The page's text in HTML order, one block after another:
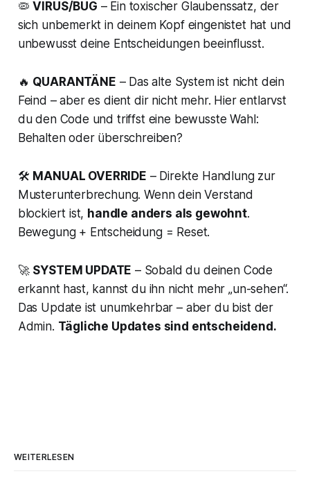
🦠VIRUS/BUG – Ein toxischer Glaubenssatz, der
sich unbemerkt in deinem Kopf eingenistet hat und
unbewusst deine Entscheidungen beeinflusst.
🔥 QUARANTÄNE – Das alte System ist nicht dein
Feind – aber es dient dir nicht mehr. Hier entlarvst
du den Code und triffst eine bewusste Wahl:
Behalten oder überschreiben?
🛠 MANUAL OVERRIDE – Direkte Handlung zur
Musterunterbrechung. Wenn dein Verstand
blockiert ist, handle anders als gewohnt.
Bewegung + Entscheidung = Reset.
🚀 SYSTEM UPDATE – Sobald du deinen Code
erkannt hast, kannst du ihn nicht mehr „un-sehen“.
Das Update ist unumkehrbar – aber du bist der
Admin. Tägliche Updates sind entscheidend.
WEITERLESEN